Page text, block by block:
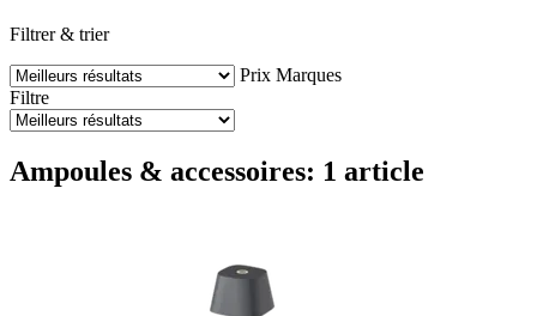
Filtrer & trier
Prix Marques
Filtre
Ampoules & accessoires: 1 article